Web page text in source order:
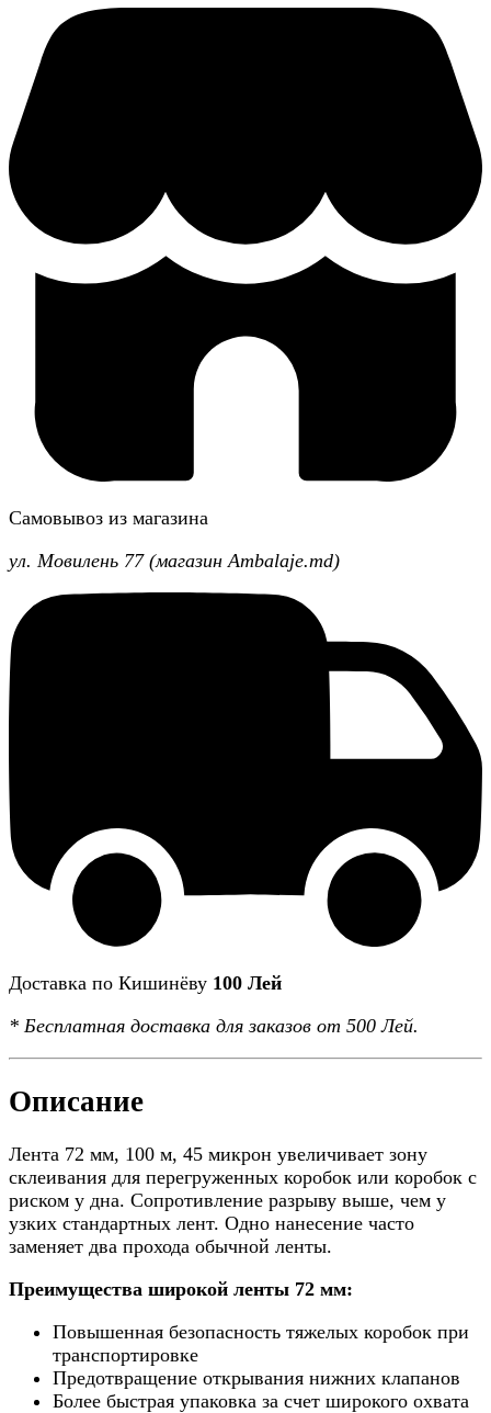
Самовывоз из магазина
ул. Мовилень 77 (магазин Ambalaje.md)
Доставка по Кишинёву 100 Лей
* Бесплатная доставка для заказов от 500 Лей.
Описание
Лента 72 мм, 100 м, 45 микрон увеличивает зону
склеивания для перегруженных коробок или коробок с
риском у дна. Сопротивление разрыву выше, чем у
узких стандартных лент. Одно нанесение часто
заменяет два прохода обычной ленты.
Преимущества широкой ленты 72 мм:
Повышенная безопасность тяжелых коробок при
транспортировке
Предотвращение открывания нижних клапанов
Более быстрая упаковка за счет широкого охвата